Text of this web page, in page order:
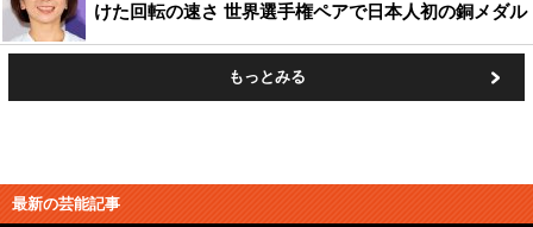
けた回転の速さ 世界選手権ペアで日本人初の銅メダル
もっとみる
最新の芸能記事